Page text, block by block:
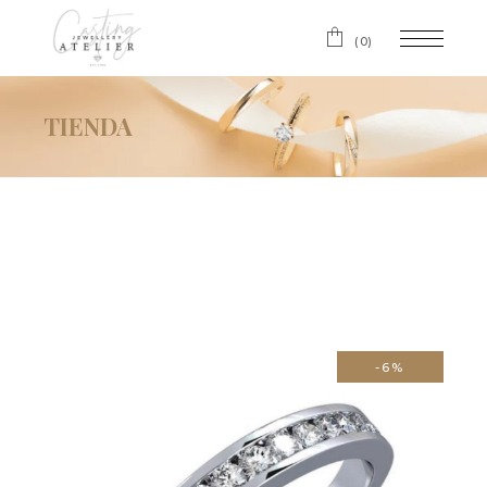
(0)
TIENDA
-6%